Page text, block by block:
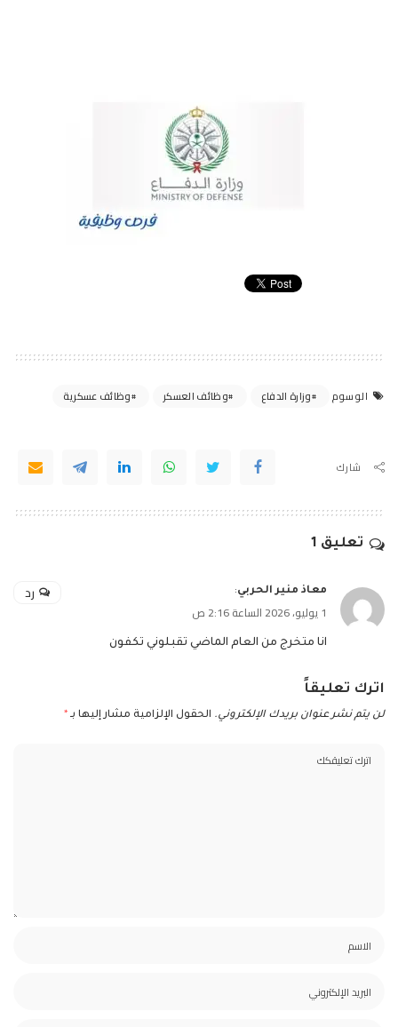
الوسوم وزارة الدفاع وظائف العسكر وظائف عسكرية
شارك
تعليق 1
معاذ منير الحربي:
1 يوليو، 2026 الساعة 2:16 ص
انا متخرج من العام الماضي تقبلوني تكفون
رد
اترك تعليقاً
لن يتم نشر عنوان بريدك الإلكتروني. الحقول الإلزامية مشار إليها بـ *